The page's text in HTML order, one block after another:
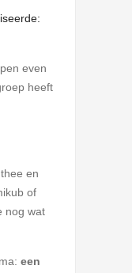
even
heeft
en
of
nog wat
een